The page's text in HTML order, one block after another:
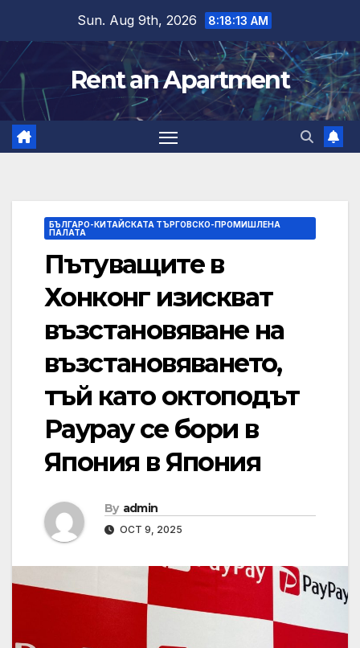
content
Sun. Aug 9th, 2026 8:18:14 AM
Rent an Apartment
БЪЛГАРО-КИТАЙСКАТА ТЪРГОВСКО-ПРОМИШЛЕНА
ПАЛАТА
Пътуващите в
Хонконг изискват
възстановяване на
възстановяването,
тъй като октоподът
Paypay се бори в
Япония в Япония
By admin
OCT 9, 2025